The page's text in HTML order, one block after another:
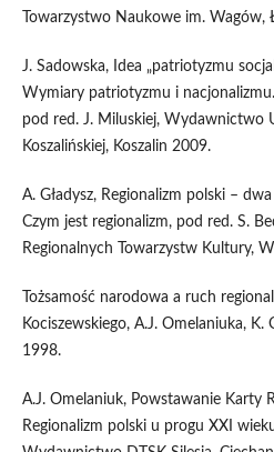
Towarzystwo Naukowe im. Wagów,
J. Sadowska, Idea „patriotyzmu
Wymiary patriotyzmu i
pod red. J. Miluskiej, Wydawnictwo
Koszalińskiej, Koszalin 2009.
A. Gładysz, Regionalizm polski –
Czym jest regionalizm, pod red. S.
Regionalnych Towarzystw Kultury,
Tożsamość narodowa a ruch
Kociszewskiego, A.J. Omelaniuka,
1998.
A.J. Omelaniuk, Powstawanie Karty
Regionalizm polski u progu XXI